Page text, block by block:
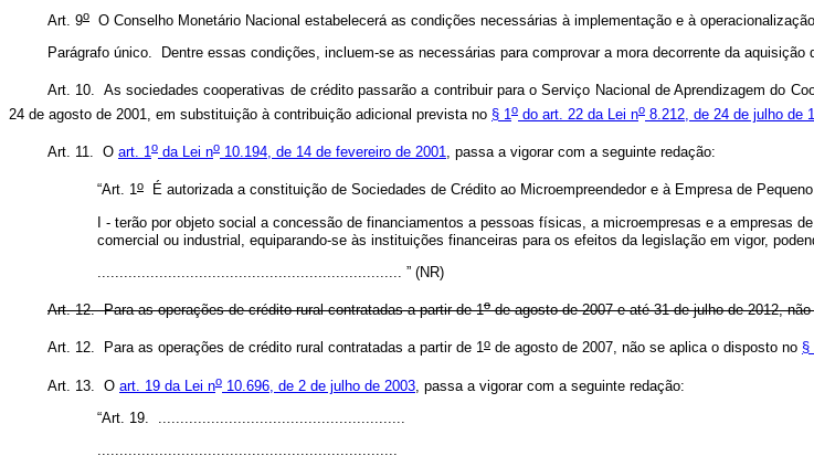
Art. 9o
O Conselho Monetário Nacional estabelecerá as condições necessárias à implementação e à
Parágrafo único. Dentre essas condições, incluem-se as necessárias para comprovar a mora decorrente da aquisição
Art. 10. As sociedades cooperativas de crédito passarão a contribuir para o Serviço Nacional de Aprendizagem do
24 de agosto de 2001, em substituição à contribuição adicional prevista no § 1 o do art. 22 da Lei no 8.212, de 24 de julho de
Art. 11. O art. 1o da Lei no 10.194, de 14 de fevereiro de 2001, passa a vigorar com a seguinte redação:
“Art. 1o
É autorizada a constituição de Sociedades de Crédito ao Microempreendedor e à Empresa de
I - terão por objeto social a concessão de financiamentos a pessoas físicas, a microempresas e a empresas
comercial ou industrial, equiparando-se às instituições financeiras para os efeitos da legislação em vigor,
..................................................................... ” (NR)
Art. 12. Para as operações de crédito rural contratadas a partir de 1ode agosto de 2007 e até 31 de julho de 2012,
Art. 12. Para as operações de crédito rural contratadas a partir de 1o de agosto de 2007, não se aplica o disposto no §
Art. 13. O art. 19 da Lei no 10.696, de 2 de julho de 2003, passa a vigorar com a seguinte redação:
“Art. 19. ........................................................
....................................................................